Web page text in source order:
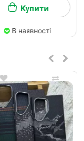
Купити
В наявності